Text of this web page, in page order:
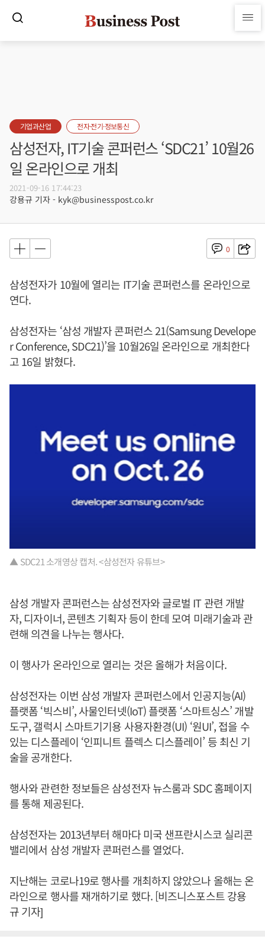
기업과산업 전자·전기·정보통신
삼성전자, IT기술 콘퍼런스 ‘SDC21’ 10월26
일 온라인으로 개최
2021-09-16 17:44:23
강용규 기자 - kyk@businesspost.co.kr
0
삼성전자가 10월에 열리는 IT기술 콘퍼런스를 온라인으로
연다.
삼성전자는 ‘삼성 개발자 콘퍼런스 21(Samsung Develope
r Conference, SDC21)’을 10월26일 온라인으로 개최한다
고 16일 밝혔다.
▲ SDC21 소개영상 캡처. <삼성전자 유튜브>
삼성 개발자 콘퍼런스는 삼성전자와 글로벌 IT 관련 개발
자, 디자이너, 콘텐츠 기획자 등이 한데 모여 미래기술과 관
련해 의견을 나누는 행사다.
이 행사가 온라인으로 열리는 것은 올해가 처음이다.
삼성전자는 이번 삼성 개발자 콘퍼런스에서 인공지능(AI)
플랫폼 ‘빅스비’, 사물인터넷(IoT) 플랫폼 ‘스마트싱스’ 개발
도구, 갤럭시 스마트기기용 사용자환경(UI) ‘원UI’, 접을 수
있는 디스플레이 ‘인피니트 플렉스 디스플레이’ 등 최신 기
술을 공개한다.
행사와 관련한 정보들은 삼성전자 뉴스룸과 SDC 홈페이지
를 통해 제공된다.
삼성전자는 2013년부터 해마다 미국 샌프란시스코 실리콘
밸리에서 삼성 개발자 콘퍼런스를 열었다.
지난해는 코로나19로 행사를 개최하지 않았으나 올해는 온
라인으로 행사를 재개하기로 했다. [비즈니스포스트 강용
규 기자]